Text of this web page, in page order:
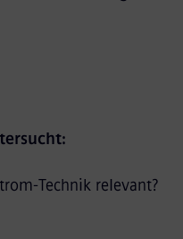
Technik relevant?